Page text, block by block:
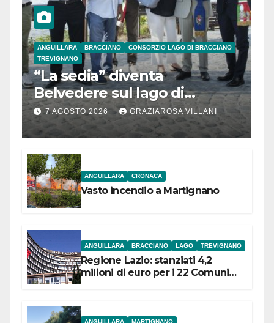
ANGUILLARA BRACCIANO
CONSORZIO LAGO DI BRACCIANO
TREVIGNANO
“La sedia” diventa
Belvedere sul lago di
Bracciano: ieri
l’inaugurazione
7 AGOSTO 2026 GRAZIAROSA VILLANI
ANGUILLARA CRONACA
Vasto incendio a Martignano
ANGUILLARA BRACCIANO LAGO TREVIGNANO
Regione Lazio: stanziati 4,2
milioni di euro per i 22 Comuni